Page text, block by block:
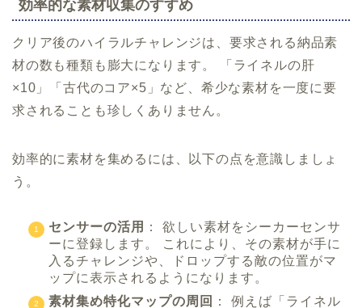
効率的な素材収集のすすめ
クリア後のハイラルチャレンジは、要求される納品素
材の数も種類も膨大になります。 「ライネルの肝
×10」「古代のコア×5」など、希少な素材を一度に要
求されることも珍しくありません。
効率的に素材を集めるには、以下の点を意識しましょ
う。
センサーの活用
： 欲しい素材をシーカーセンサ
ーに登録します。 これにより、その素材が手に
入るチャレンジや、ドロップする敵の位置がマ
ップに表示されるようになります。
素材集め特化マップの周回
： 例えば「ライネル